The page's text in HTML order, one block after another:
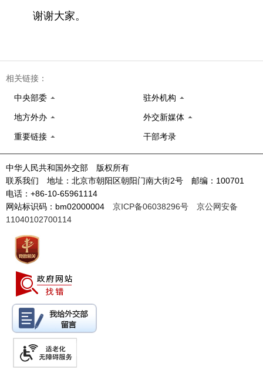
谢谢大家。
相关链接：
中央部委 驻外机构
地方外办 外交新媒体
重要链接 干部考录
中华人民共和国外交部 版权所有
联系我们 地址：北京市朝阳区朝阳门南大街2号 邮编：100701
电话：+86-10-65961114
网站标识码：bm02000004 京ICP备06038296号
京公网安备
11040102700114